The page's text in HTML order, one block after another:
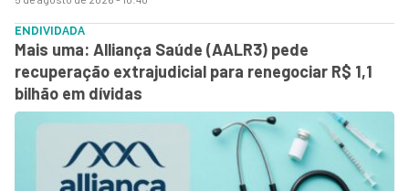
ENDIVIDADA
Mais uma: Alliança Saúde (AALR3) pede
recuperação extrajudicial para renegociar R$ 1,1
bilhão em dívidas